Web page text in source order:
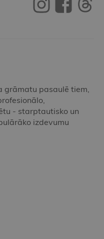
grāmatu pasaulē tiem,
- starptautisko un
izdevumu